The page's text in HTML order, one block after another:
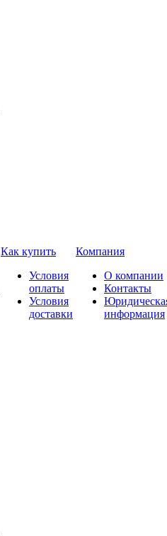
Как купить
Условия
оплаты
Условия
доставки
Компания
О компании
Контакты
информация